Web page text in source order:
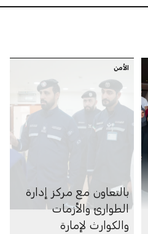
الأمن
بالتعاون مع مركز إدارة
الطوارئ والأزمات
والكوارث لإمارة